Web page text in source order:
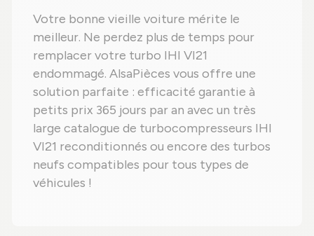
Votre bonne vieille voiture mérite le
meilleur. Ne perdez plus de temps pour
remplacer votre turbo IHI VI21
endommagé. AlsaPièces vous offre une
solution parfaite : efficacité garantie à
petits prix 365 jours par an avec un très
large catalogue de turbocompresseurs IHI
VI21 reconditionnés ou encore des turbos
neufs compatibles pour tous types de
véhicules !